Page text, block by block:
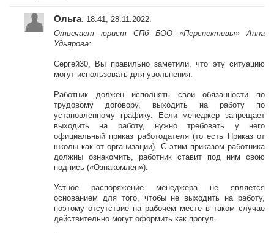
Ольга. 18:41, 28.11.2022.
Отвечает юрист СПб БОО «Перспективы» Анна
Удьярова:
Сергей30, Вы правильно заметили, что эту ситуацию
могут использовать для увольнения.
Работник должен исполнять свои обязанности по
трудовому договору, выходить на работу по
установленному графику. Если менеджер запрещает
выходить на работу, нужно требовать у него
официальный приказ работодателя (то есть Приказ от
школы как от организации). С этим приказом работника
должны ознакомить, работник ставит под ним свою
подпись («Ознакомлен»).
Устное распоряжение менеджера не является
основанием для того, чтобы не выходить на работу,
поэтому отсутствие на рабочем месте в таком случае
действительно могут оформить как прогул.